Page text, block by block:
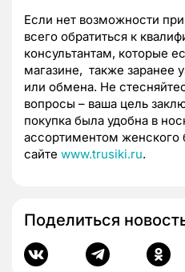
Если нет возможности
всего обратиться к
консультантам, которые
магазине, также заранее
или обмена. Не
вопросы – ваша цель
покупка была удобна в
ассортиментом женского
сайте www.trusiki.ru.
Поделиться